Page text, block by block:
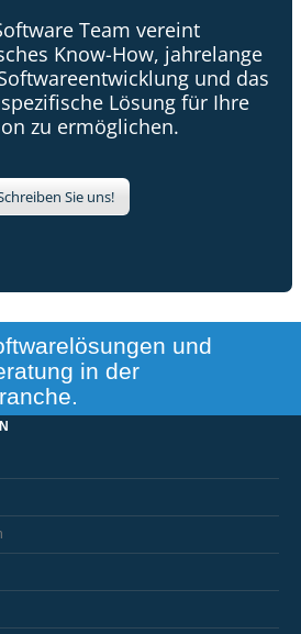
Team vereint
Know-How, jahrelange
und das
Lösung für Ihre
zu ermöglichen.
Sie uns!
und
in der